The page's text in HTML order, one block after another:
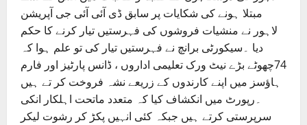
مبتلا ہونے کی شکایات پر سابق ڈی آئی آئی جی آپریشن
لاہور نے منشیات فروشوں کی فہرستیں تیار کرنے کا حکم
دیا ۔سیکورٹی برانچ نے فہرستیں تیار کی تو علم ہوا کہ
74چھوٹے بڑے نیٹ ورک تعلیمی اداروں ، ڈانس پارٹیز اور فارم
ہاﺅسز میں اپنے کارندوں کے زریعے نشہ فروخت کر تے ہیں
۔رپورٹ میں انکشاف کیا کہ متعدد ماتحت اہلکار انکی
سرپرستی کرتے ہیں جبکہ کئی انہیں پکڑ کر رشوت لیکر